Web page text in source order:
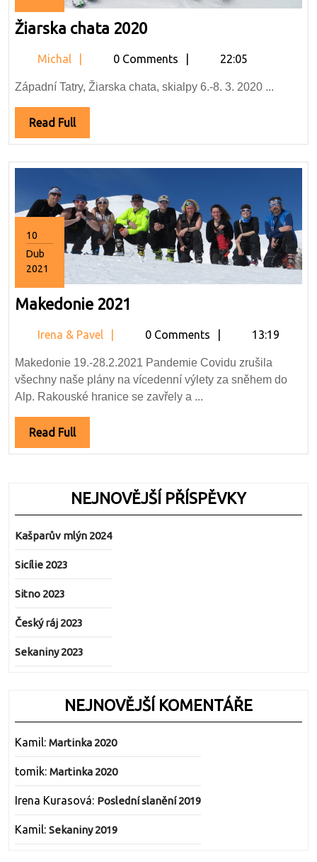
16.3.2020
Žiarska chata 2020Žiarska
2020
Michal Michal0 Comments 22:05
Západní Tatry, Žiarska chata, skialpy 6.-8. 3. 2020 ...
Read FullRead
Full
10
Dub
2021
10.4.2021
Makedonie 2021
Irena & Pavel
Irena
Pavel
0 Comments 13:19
Makedonie 19.-28.2.2021 Pandemie Covidu zrušila
všechny naše plány na vícedenní výlety za sněhem do
Alp. Rakouské hranice se zavřely a ...
Read FullRead
Full
NEJNOVĚJŠÍ PŘÍSPĚVKY
Kašparův mlýn 2024
Sicílie 2023
Sitno 2023
Český ráj 2023
Sekaniny 2023
NEJNOVĚJŠÍ KOMENTÁŘE
Kamil: Martinka 2020
tomik: Martinka 2020
Irena Kurasová: Poslední slanění 2019
Kamil: Sekaniny 2019